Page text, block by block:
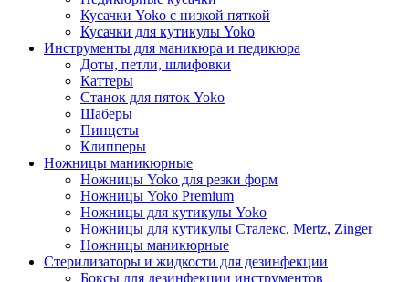
Кусачки Yoko с низкой пяткой
Кусачки для кутикулы Yoko
Инструменты для маникюра и педикюра
Доты, петли, шлифовки
Каттеры
Станок для пяток Yoko
Шаберы
Пинцеты
Клипперы
Ножницы маникюрные
Ножницы Yoko для резки форм
Ножницы Yoko Premium
Ножницы для кутикулы Yoko
Ножницы для кутикулы Сталекс, Mertz, Zinger
Ножницы маникюрные
Стерилизаторы и жидкости для дезинфекции
Боксы для дезинфекции инструментов